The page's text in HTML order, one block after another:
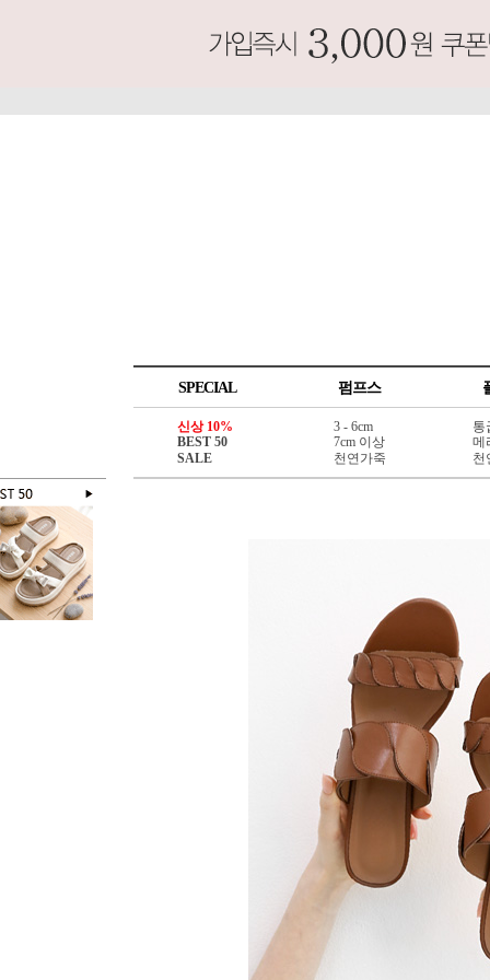
SPECIAL 펌프스
신상 10%
BEST 50
SALE
3 - 6cm
7cm 이상
천연가죽
통
메
천